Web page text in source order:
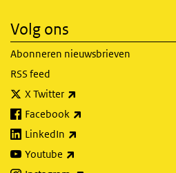
Volg ons
Abonneren nieuwsbrieven
RSS feed
X Twitter
Facebook
LinkedIn
Youtube